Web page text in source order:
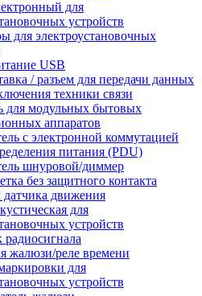
для
устройств
для электроустановочных
USB
/ разъем для передачи данных
техники связи
для модульных бытовых
аппаратов
с электронной коммутацией
питания (PDU)
шнуровой/диммер
без защитного контакта
движения
для
устройств
жалюзи/реле времени
для
устройств